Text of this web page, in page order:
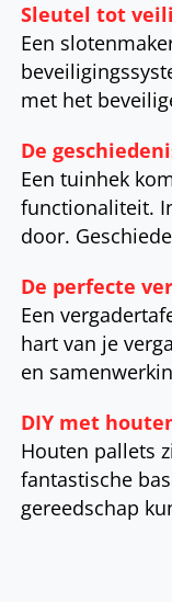
Sleutel tot
Een
met het
De
Een tuinhek
functionaliteit.
door.
De perfecte
Een
hart van je
en
DIY met
Houten pallets
fantastische
gereedschap